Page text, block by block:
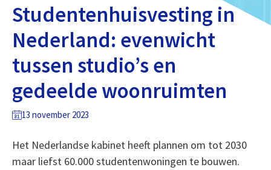
Studentenhuisvesting in
Nederland: evenwicht
tussen studio’s en
gedeelde woonruimten
13 november 2023
Het Nederlandse kabinet heeft plannen om tot 2030
maar liefst 60.000 studentenwoningen te bouwen.